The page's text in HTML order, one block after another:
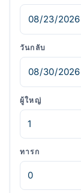
วันกลับ
ผู้ใหญ่
ทารก